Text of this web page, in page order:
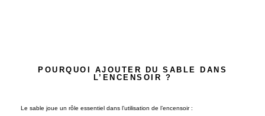
POURQUOI AJOUTER DU SABLE DANS
L’ENCENSOIR ?
Le sable joue un rôle essentiel dans l’utilisation de l’encensoir :